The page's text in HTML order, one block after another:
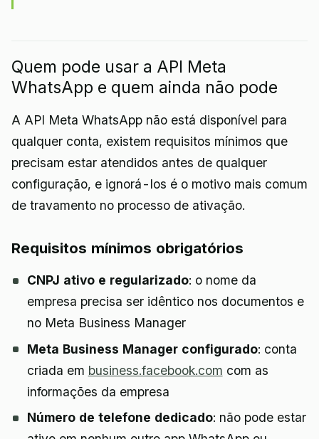
Quem pode usar a API Meta
WhatsApp e quem ainda não pode
A API Meta WhatsApp não está disponível para
qualquer conta, existem requisitos mínimos que
precisam estar atendidos antes de qualquer
configuração, e ignorá-los é o motivo mais comum
de travamento no processo de ativação.
Requisitos mínimos obrigatórios
CNPJ ativo e regularizado: o nome da
empresa precisa ser idêntico nos documentos e
no Meta Business Manager
Meta Business Manager configurado: conta
criada em business.facebook.com com as
informações da empresa
Número de telefone dedicado: não pode estar